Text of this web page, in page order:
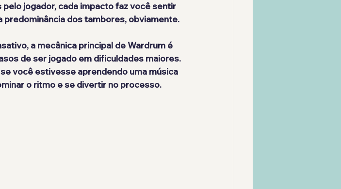
jogador, cada impacto faz você sentir
predominância dos tambores, obviamente.
a mecânica principal de Wardrum é
de ser jogado em dificuldades maiores.
você estivesse aprendendo uma música
o ritmo e se divertir no processo.